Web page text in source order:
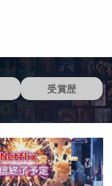
受賞歴